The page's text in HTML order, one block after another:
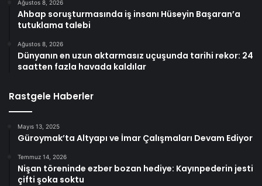
Ağustos 8, 2026
Ahbap soruşturmasında iş insanı Hüseyin Başaran’a
tutuklama talebi
Ağustos 8, 2026
Dünyanın en uzun aktarmasız uçuşunda tarihi rekor: 24
saatten fazla havada kaldılar
Rastgele Haberler
Mayıs 13, 2025
Güroymak’ta Altyapı ve İmar Çalışmaları Devam Ediyor
Temmuz 14, 2026
Nişan töreninde ezber bozan hediye: Kayınpederin jesti
çifti şoka soktu